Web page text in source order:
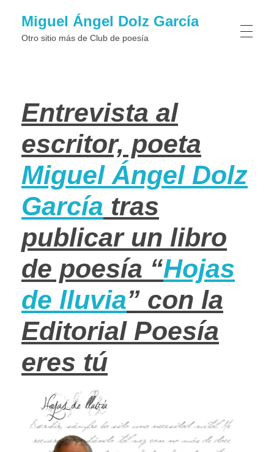
Miguel Ángel Dolz García
Otro sitio más de Club de poesí­a
Entrevista al
escritor, poeta
Miguel Ángel Dolz
García tras
publicar un libro
de poesía “Hojas
de lluvia” con la
Editorial Poesía
eres tú